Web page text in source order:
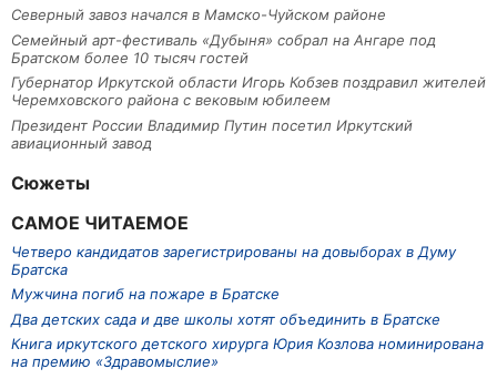
Северный завоз начался в Мамско-Чуйском районе
Семейный арт-фестиваль «Дубыня» собрал на Ангаре под
Братском более 10 тысяч гостей
Губернатор Иркутской области Игорь Кобзев поздравил жителей
Черемховского района с вековым юбилеем
Президент России Владимир Путин посетил Иркутский
авиационный завод
Сюжеты
САМОЕ ЧИТАЕМОЕ
Четверо кандидатов зарегистрированы на довыборах в Думу
Братска
Мужчина погиб на пожаре в Братске
Два детских сада и две школы хотят объединить в Братске
Книга иркутского детского хирурга Юрия Козлова номинирована
на премию «Здравомыслие»